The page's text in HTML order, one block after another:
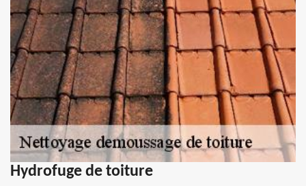
Hydrofuge de toiture